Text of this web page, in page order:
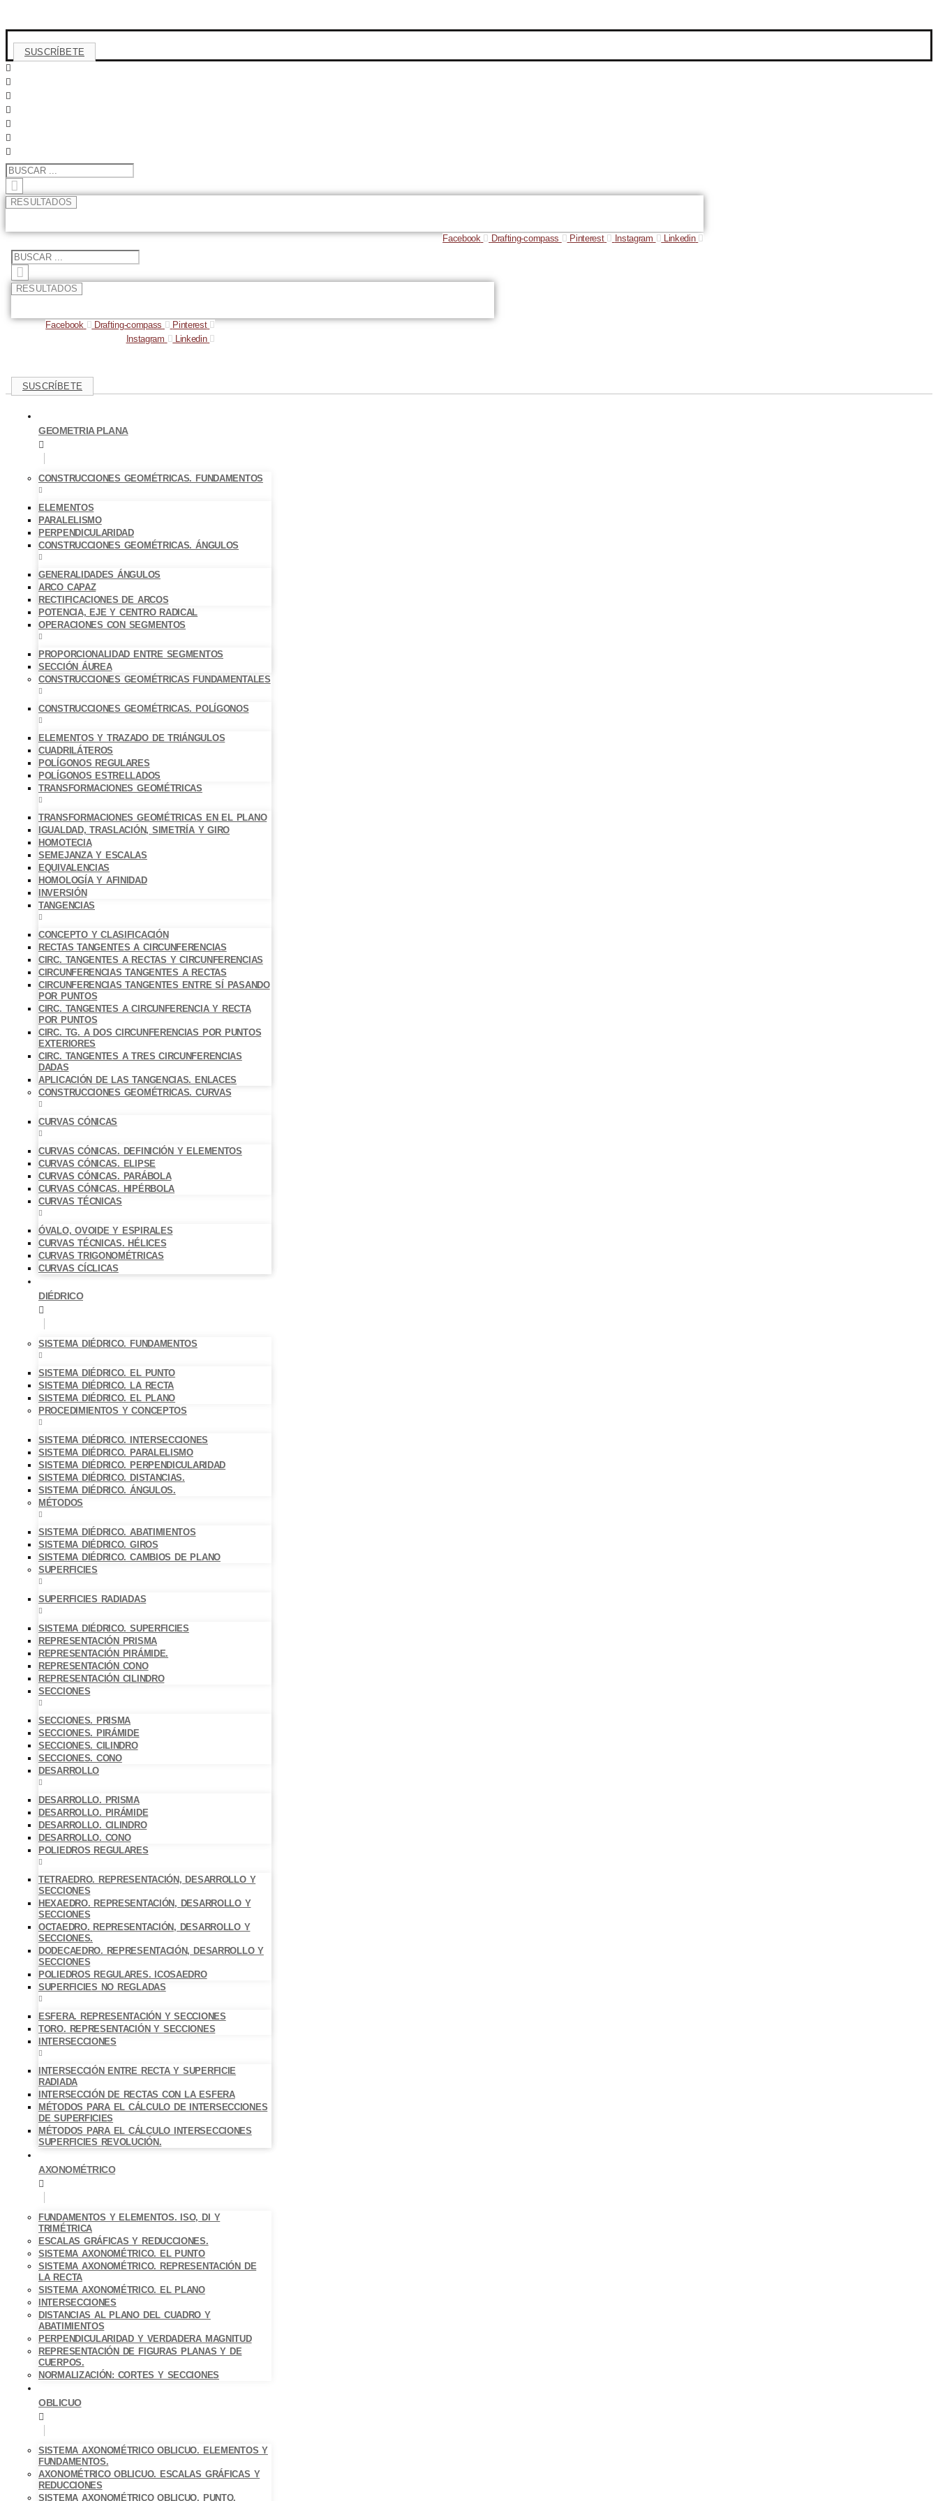
SUSCRÍBETE
Search
...
RESULTADOS
Facebook Drafting-compass Pinterest Instagram
Linkedin
Search
...
RESULTADOS
Facebook Drafting-compass
Pinterest
Instagram
Linkedin
SUSCRÍBETE
GEOMETRIA PLANA
CONSTRUCCIONES GEOMÉTRICAS. FUNDAMENTOS
ELEMENTOS
PARALELISMO
PERPENDICULARIDAD
CONSTRUCCIONES GEOMÉTRICAS. ÁNGULOS
GENERALIDADES ÁNGULOS
ARCO CAPAZ
RECTIFICACIONES DE ARCOS
POTENCIA, EJE Y CENTRO RADICAL
OPERACIONES CON SEGMENTOS
PROPORCIONALIDAD ENTRE SEGMENTOS
SECCIÓN ÁUREA
CONSTRUCCIONES GEOMÉTRICAS FUNDAMENTALES
CONSTRUCCIONES GEOMÉTRICAS. POLÍGONOS
ELEMENTOS Y TRAZADO DE TRIÁNGULOS
CUADRILÁTEROS
POLÍGONOS REGULARES
POLÍGONOS ESTRELLADOS
TRANSFORMACIONES GEOMÉTRICAS
TRANSFORMACIONES GEOMÉTRICAS EN EL PLANO
IGUALDAD, TRASLACIÓN, SIMETRÍA Y GIRO
HOMOTECIA
SEMEJANZA Y ESCALAS
EQUIVALENCIAS
HOMOLOGÍA Y AFINIDAD
INVERSIÓN
TANGENCIAS
CONCEPTO Y CLASIFICACIÓN
RECTAS TANGENTES A CIRCUNFERENCIAS
CIRC. TANGENTES A RECTAS Y CIRCUNFERENCIAS
CIRCUNFERENCIAS TANGENTES A RECTAS
CIRCUNFERENCIAS TANGENTES ENTRE SÍ PASANDO
POR PUNTOS
CIRC. TANGENTES A CIRCUNFERENCIA Y RECTA
POR PUNTOS
CIRC. TG. A DOS CIRCUNFERENCIAS POR PUNTOS
EXTERIORES
CIRC. TANGENTES A TRES CIRCUNFERENCIAS
DADAS
APLICACIÓN DE LAS TANGENCIAS. ENLACES
CONSTRUCCIONES GEOMÉTRICAS. CURVAS
CURVAS CÓNICAS
CURVAS CÓNICAS. DEFINICIÓN Y ELEMENTOS
CURVAS CÓNICAS. ELIPSE
CURVAS CÓNICAS. PARÁBOLA
CURVAS CÓNICAS. HIPÉRBOLA
CURVAS TÉCNICAS
ÓVALO, OVOIDE Y ESPIRALES
CURVAS TÉCNICAS. HÉLICES
CURVAS TRIGONOMÉTRICAS
CURVAS CÍCLICAS
DIÉDRICO
SISTEMA DIÉDRICO. FUNDAMENTOS
SISTEMA DIÉDRICO. EL PUNTO
SISTEMA DIÉDRICO. LA RECTA
SISTEMA DIÉDRICO. EL PLANO
PROCEDIMIENTOS Y CONCEPTOS
SISTEMA DIÉDRICO. INTERSECCIONES
SISTEMA DIÉDRICO. PARALELISMO
SISTEMA DIÉDRICO. PERPENDICULARIDAD
SISTEMA DIÉDRICO. DISTANCIAS.
SISTEMA DIÉDRICO. ÁNGULOS.
MÉTODOS
SISTEMA DIÉDRICO. ABATIMIENTOS
SISTEMA DIÉDRICO. GIROS
SISTEMA DIÉDRICO. CAMBIOS DE PLANO
SUPERFICIES
SUPERFICIES RADIADAS
SISTEMA DIÉDRICO. SUPERFICIES
REPRESENTACIÓN PRISMA
REPRESENTACIÓN PIRÁMIDE.
REPRESENTACIÓN CONO
REPRESENTACIÓN CILINDRO
SECCIONES
SECCIONES. PRISMA
SECCIONES. PIRÁMIDE
SECCIONES. CILINDRO
SECCIONES. CONO
DESARROLLO
DESARROLLO. PRISMA
DESARROLLO. PIRÁMIDE
DESARROLLO. CILINDRO
DESARROLLO. CONO
POLIEDROS REGULARES
TETRAEDRO. REPRESENTACIÓN, DESARROLLO Y
SECCIONES
HEXAEDRO. REPRESENTACIÓN, DESARROLLO Y
SECCIONES
OCTAEDRO. REPRESENTACIÓN, DESARROLLO Y
SECCIONES.
DODECAEDRO. REPRESENTACIÓN, DESARROLLO Y
SECCIONES
POLIEDROS REGULARES. ICOSAEDRO
SUPERFICIES NO REGLADAS
ESFERA. REPRESENTACIÓN Y SECCIONES
TORO. REPRESENTACIÓN Y SECCIONES
INTERSECCIONES
INTERSECCIÓN ENTRE RECTA Y SUPERFICIE
RADIADA
INTERSECCIÓN DE RECTAS CON LA ESFERA
MÉTODOS PARA EL CÁLCULO DE INTERSECCIONES
DE SUPERFICIES
MÉTODOS PARA EL CÁLCULO INTERSECCIONES
SUPERFICIES REVOLUCIÓN.
AXONOMÉTRICO
FUNDAMENTOS Y ELEMENTOS. ISO, DI Y
TRIMÉTRICA
ESCALAS GRÁFICAS Y REDUCCIONES.
SISTEMA AXONOMÉTRICO. EL PUNTO
SISTEMA AXONOMÉTRICO. REPRESENTACIÓN DE
LA RECTA
SISTEMA AXONOMÉTRICO. EL PLANO
INTERSECCIONES
DISTANCIAS AL PLANO DEL CUADRO Y
ABATIMIENTOS
PERPENDICULARIDAD Y VERDADERA MAGNITUD
REPRESENTACIÓN DE FIGURAS PLANAS Y DE
CUERPOS.
NORMALIZACIÓN: CORTES Y SECCIONES
OBLICUO
SISTEMA AXONOMÉTRICO OBLICUO. ELEMENTOS Y
FUNDAMENTOS.
AXONOMÉTRICO OBLICUO. ESCALAS GRÁFICAS Y
REDUCCIONES
SISTEMA AXONOMÉTRICO OBLICUO. PUNTO.